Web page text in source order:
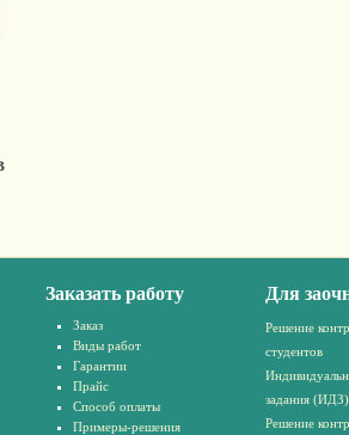
Заказать работу
Заказ
Виды работ
Гарантии
Прайс
Способ оплаты
Примеры-решения
Для
Решение
студентов
задания (ИДЗ)
Решение